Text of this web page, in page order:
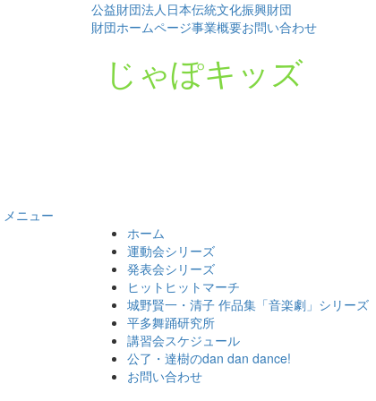
公益財団法人日本伝統文化振興財団
財団ホームページ事業概要お問い合わせ
じゃぽキッズ
メニュー
ホーム
運動会シリーズ
発表会シリーズ
ヒットヒットマーチ
城野賢一・清子 作品集「音楽劇」シリーズ
平多舞踊研究所
講習会スケジュール
公了・達樹のdan dan dance!
お問い合わせ